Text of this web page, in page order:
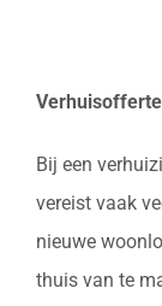
Bij een
vereist vaak
nieuwe
thuis van te